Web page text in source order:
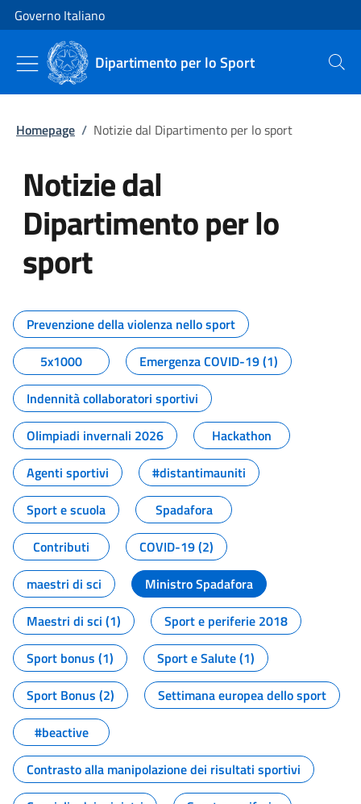
Vai al contenuto
Vai alla navigazione del sito
Governo Italiano
Dipartimento per lo Sport Cerca
Homepage / Notizie dal Dipartimento per lo sport
Notizie dal
Dipartimento per lo
sport
Tutti i contenuti della pagina
Prevenzione della violenza nello sport
5x1000
Emergenza COVID-19 (1)
Indennità collaboratori sportivi
Olimpiadi invernali 2026
Hackathon
Agenti sportivi
#distantimauniti
Sport e scuola
Spadafora
Contributi
COVID-19 (2)
maestri di sci
Ministro Spadafora
Maestri di sci (1)
Sport e periferie 2018
Sport bonus (1)
Sport e Salute (1)
Sport Bonus (2)
Settimana europea dello sport
#beactive
Contrasto alla manipolazione dei risultati sportivi